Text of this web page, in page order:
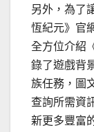
另外，為了
恆紀元》官
全方位介紹
錄了遊戲背
族任務，圖
查詢所需資
新更多豐富